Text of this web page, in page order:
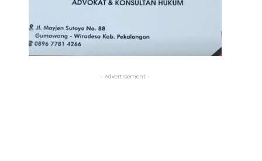
- Advertisement -